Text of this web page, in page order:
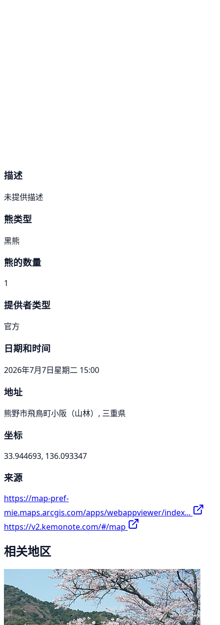
描述
未提供描述
熊类型
黑熊
熊的数量
1
提供者类型
官方
日期和时间
2026年7月7日星期二 15:00
地址
熊野市飛鳥町小阪（山林）, 三重県
坐标
33.944693, 136.093347
来源
https://map-pref-
mie.maps.arcgis.com/apps/webappviewer/index...
https://v2.kemonote.com/#/map
相关地区